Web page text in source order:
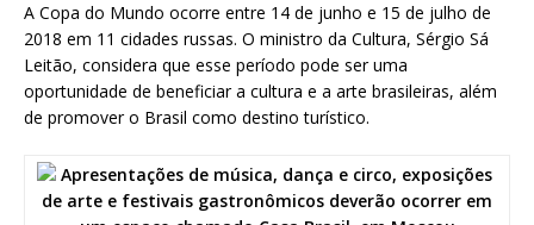
A Copa do Mundo ocorre entre 14 de junho e 15 de julho de
2018 em 11 cidades russas. O ministro da Cultura, Sérgio Sá
Leitão, considera que esse período pode ser uma
oportunidade de beneficiar a cultura e a arte brasileiras, além
de promover o Brasil como destino turístico.